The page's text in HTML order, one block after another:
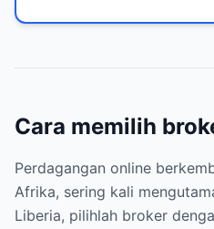
Cara memilih
Perdagangan online
Afrika, sering kali
Liberia, pilihlah broker